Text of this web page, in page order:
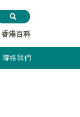
香港百科
聯絡我們